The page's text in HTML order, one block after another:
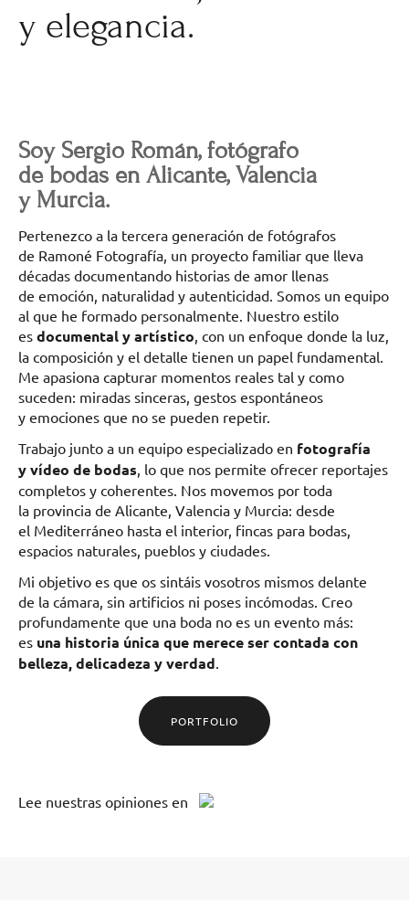
y elegancia.
Soy Sergio Román, fotógrafo
de bodas en Alicante, Valencia
y Murcia.
Pertenezco a la tercera generación de fotógrafos
de Ramoné Fotografía, un proyecto familiar que lleva
décadas documentando historias de amor llenas
de emoción, naturalidad y autenticidad. Somos un equipo
al que he formado personalmente. Nuestro estilo
es documental y artístico , con un enfoque donde la luz,
la composición y el detalle tienen un papel fundamental.
Me apasiona capturar momentos reales tal y como
suceden: miradas sinceras, gestos espontáneos
y emociones que no se pueden repetir.
Trabajo junto a un equipo especializado en fotografía
y vídeo de bodas , lo que nos permite ofrecer reportajes
completos y coherentes. Nos movemos por toda
la provincia de Alicante, Valencia y Murcia: desde
el Mediterráneo hasta el interior, fincas para bodas,
espacios naturales, pueblos y ciudades.
Mi objetivo es que os sintáis vosotros mismos delante
de la cámara, sin artificios ni poses incómodas. Creo
profundamente que una boda no es un evento más:
es una historia única que merece ser contada con
belleza, delicadeza y verdad
PORTFOLIO
Lee nuestras opiniones en